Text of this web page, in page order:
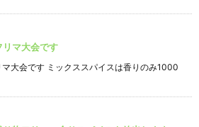
マ大会です
大会です ミックススパイスは香りのみ1000